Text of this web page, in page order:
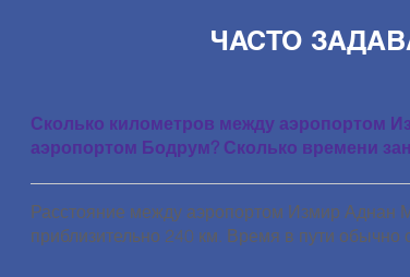
ЧАСТО
Сколько километров между аэропортом
аэропортом Бодрум? Сколько времени
Расстояние между аэропортом Измир Аднан
приблизительно 240 км. Время в пути обычно